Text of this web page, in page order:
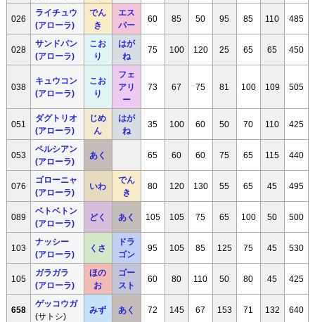
026
ライチュウ
(アローラ)
でん
き
エス
パー
60 85 50 95 85 110 485
028
サンドパン
(アローラ)
こお
り
はが
ね
75 100 120 25 65 65 450
038
キュウコン
(アローラ)
こお
り
フェ
アリ
ー
73 67 75 81 100 109 505
051
ダグトリオ
(アローラ)
じめ
ん
はが
ね
35 100 60 50 70 110 425
053
ペルシアン
(アローラ)
あく 65 60 60 75 65 115 440
076
ゴローニャ
(アローラ)
いわ
でん
き
80 120 130 55 65 45 495
089
ベトベトン
(アローラ)
どく あく 105 105 75 65 100 50 500
103
ナッシー
(アローラ)
くさ
ドラ
ゴン
95 105 85 125 75 45 530
105
ガラガラ
(アローラ)
ほの
お
ゴー
スト
60 80 110 50 80 45 425
658
ゲッコウガ
(サトシ)
みず あく 72 145 67 153 71 132 640